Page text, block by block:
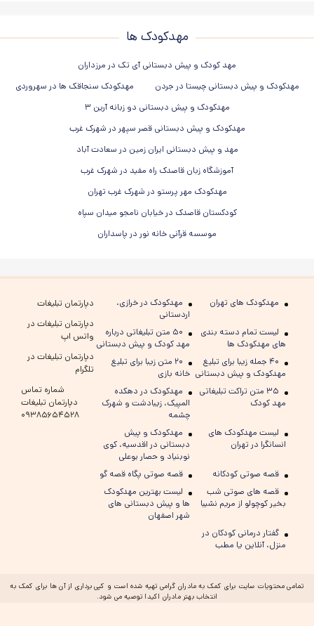
مهدکودک ها
مهد کودک و پیش دبستانی آی تک در مرزداران
مهدکودک و پیش دبستانی چیستا در جردن
مهدکودک سنجاقک ها در سهروردی
مهدکودک و پیش دبستانی دو زبانه آرین ۳
مهدکودک و پیش دبستانی قصر سپهر در شهرک غرب
مهد و پیش دبستانی ایران زمین در سعادت آباد
آموزشگاه زبان قاصدک راه مفید در شهرک غرب
مهدکودک مهر پرستو در شهرک غرب تهران
کودکستان قاصدک در خیابان نامجو میدان سپاه
موسسه قرآنی خانه نور در پاسداران
مهدکودک های تهران
مهدکودک در خرازی،
اردستانی
لیست تمام دسته بندی
های مهدکودک ها
۵۰ متن تبلیغاتی درباره
مهد کودک و پیش دبستانی
۴۰ جمله زیبا برای تبلیغ
مهدکودک و پیش دبستانی
۲۰ متن زیبا برای تبلیغ
خانه بازی
۳۵ متن تراکت تبلیغاتی
مهد کودک
مهدکودک در دهکده
المپیک، زیبادشت و شهرک
چشمه
لیست مهدکودک های
انسانگرا در تهران
مهدکودک و پیش
دبستانی در اقدسیه، کوی
نوبنیاد و حصار بوعلی
قصه صوتی کودکانه
قصه صوتی پگاه قصه گو
قصه های صوتی شب
بخیر کوچولو از مریم نشیبا
لیست بهترین مهدکودک
ها و پیش دبستانی های
شهر اصفهان
گفتار درمانی کودکان در
منزل، آنلاین یا مطب
دپارتمان تبلیغات
دپارتمان تبلیغات در
واتس اپ
دپارتمان تبلیغات در
تلگرام
شماره تماس
دپارتمان تبلیغات
۰۹۳۸۵۶۵۴۵۲۸
تمامی محتویات سایت برای کمک به مادران گرامی تهیه شده است و کپی برداری از آن ها برای کمک به
انتخاب بهتر مادران اکیدا توصیه می شود.